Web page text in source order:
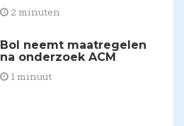
2 minuten
Bol neemt maatregelen
na onderzoek ACM
1 minuut